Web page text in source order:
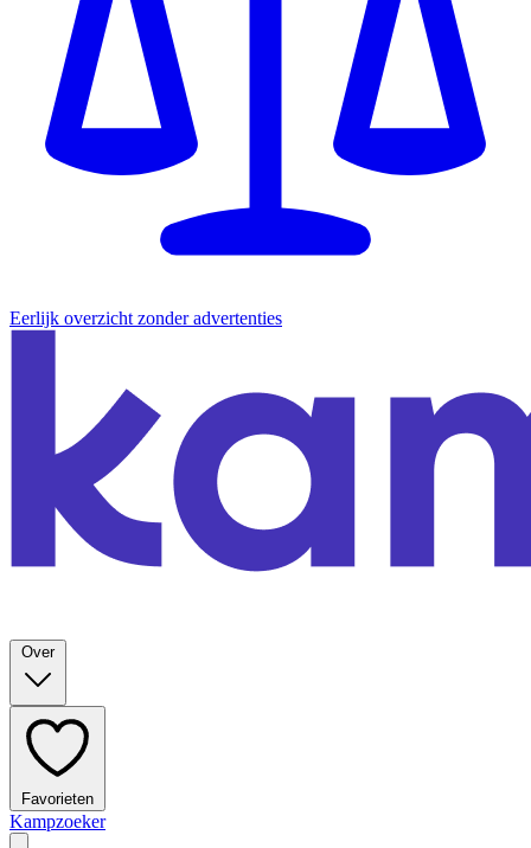
Eerlijk overzicht zonder advertenties
Over
Favorieten
Kampzoeker